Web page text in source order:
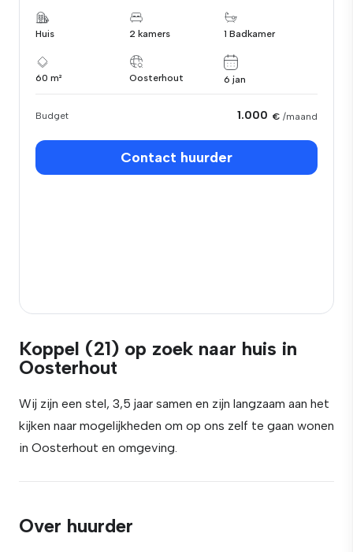
Huis 2 kamers 1 Badkamer
60 m² Oosterhout 6 jan
Budget 1.000 € /maand
Contact huurder
Koppel (21) op zoek naar huis in
Oosterhout
Wij zijn een stel, 3,5 jaar samen en zijn langzaam aan het
kijken naar mogelijkheden om op ons zelf te gaan wonen
in Oosterhout en omgeving.
Over huurder